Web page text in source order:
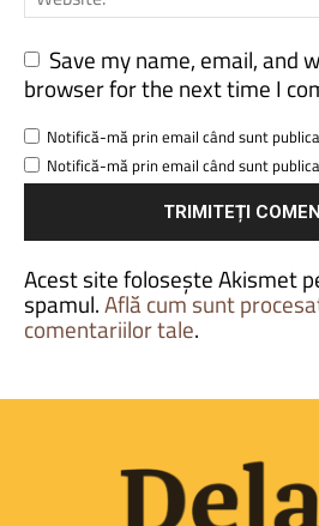
Save my name, email, and
browser for the next time I
Notifică-mă prin email când sunt
Notifică-mă prin email când sunt
Acest site folosește Akismet
spamul.Află cum sunt
comentariilor tale.